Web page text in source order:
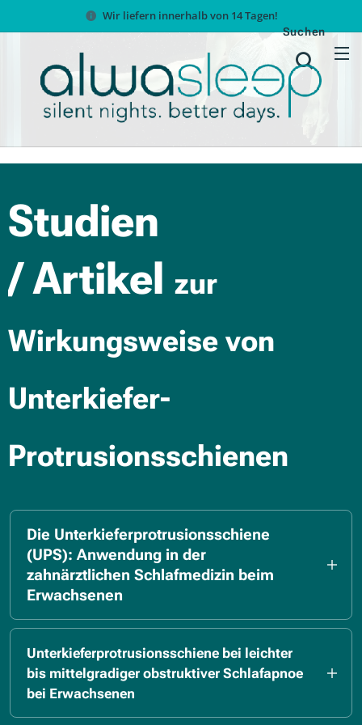
Wir liefern innerhalb von 14 Tagen!
Suchen
Studien
/ Artikel zur
Wirkungsweise von
Unterkiefer-
Protrusionsschienen
Die Unterkieferprotrusionsschiene
(UPS): Anwendung in der
zahnärztlichen Schlafmedizin beim
Erwachsenen
https://register.awmf.org/assets/guidelines/083-
045k_S1_Die-Unterkieferprotrusionsschiene-
UPS-zahnaerztliche-Schlafmedizin_bei-
Erwachsenen_2022-01.pdf
Unterkieferprotrusionsschiene bei leichter
bis mittelgradiger obstruktiver Schlafapnoe
bei Erwachsenen